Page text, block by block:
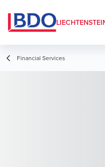
Financial Services